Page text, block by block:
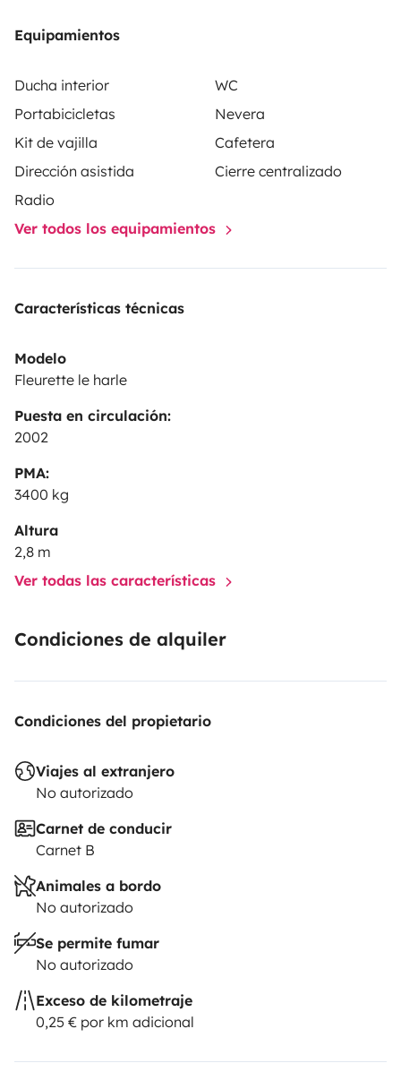
Equipamientos
Ducha interior
WC
Portabicicletas
Nevera
Kit de vajilla
Cafetera
Dirección asistida
Cierre centralizado
Radio
Ver todos los equipamientos
Características técnicas
Modelo
Fleurette le harle
Puesta en circulación:
2002
PMA:
3400 kg
Altura
2,8 m
Ver todas las características
Condiciones de alquiler
Condiciones del propietario
Viajes al extranjero
No autorizado
Carnet de conducir
Carnet B
Animales a bordo
No autorizado
Se permite fumar
No autorizado
Exceso de kilometraje
0,25 € por km adicional